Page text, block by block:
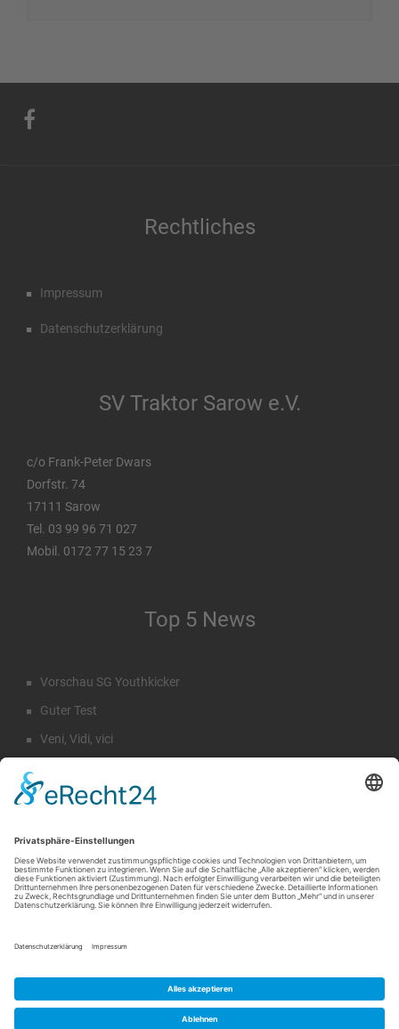
Rechtliches
Impressum
Datenschutzerklärung
SV Traktor Sarow e.V.
c/o Frank-Peter Dwars
Dorfstr. 74
17111 Sarow
Tel. 03 99 96 71 027
Mobil. 0172 77 15 23 7
Top 5 News
Vorschau SG Youthkicker
Guter Test
Veni, Vidi, vici
Rückblick Sommercamp
Suche